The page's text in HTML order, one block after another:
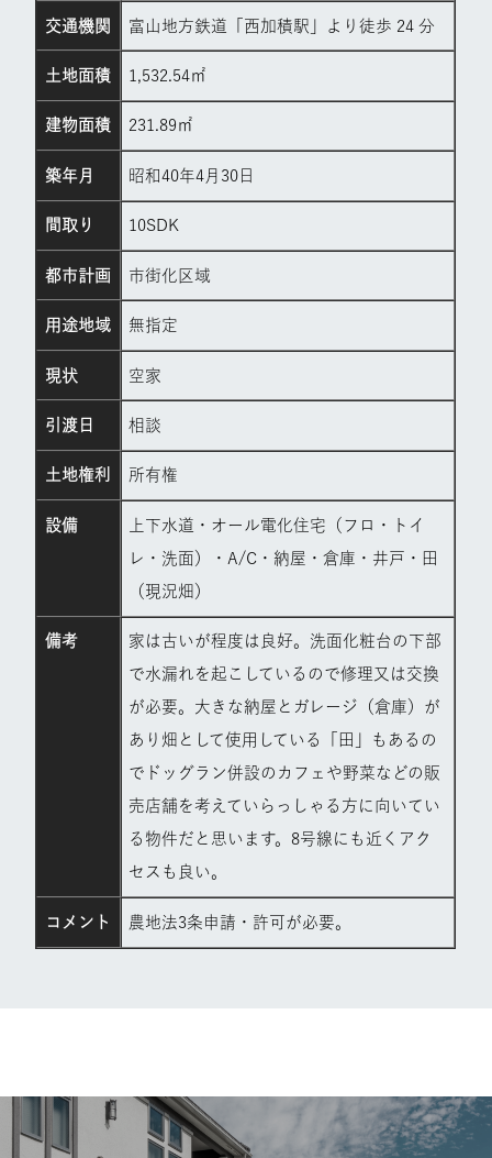
交通機関 富山地方鉄道「西加積駅」より徒歩 24 分
土地面積 1,532.54㎡
建物面積 231.89㎡
築年月 昭和40年4月30日
間取り 10SDK
都市計画 市街化区域
用途地域 無指定
現状 空家
引渡日 相談
土地権利 所有権
設備
上下水道・オール電化住宅（フロ・トイ
レ・洗面）・A/C・納屋・倉庫・井戸・田
（現況畑）
備考
家は古いが程度は良好。洗面化粧台の下部
で水漏れを起こしているので修理又は交換
が必要。大きな納屋とガレージ（倉庫）が
あり畑として使用している「田」もあるの
でドッグラン併設のカフェや野菜などの販
売店舗を考えていらっしゃる方に向いてい
る物件だと思います。8号線にも近くアク
セスも良い。
コメント 農地法3条申請・許可が必要。